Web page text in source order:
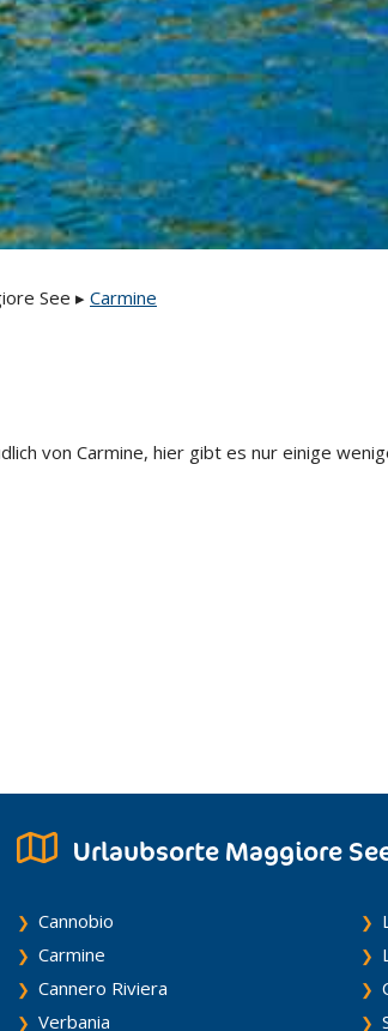
See ▸ Carmine
von Carmine, hier gibt es nur einige
Urlaubsorte Maggiore
Cannobio
Carmine
Cannero Riviera
Verbania